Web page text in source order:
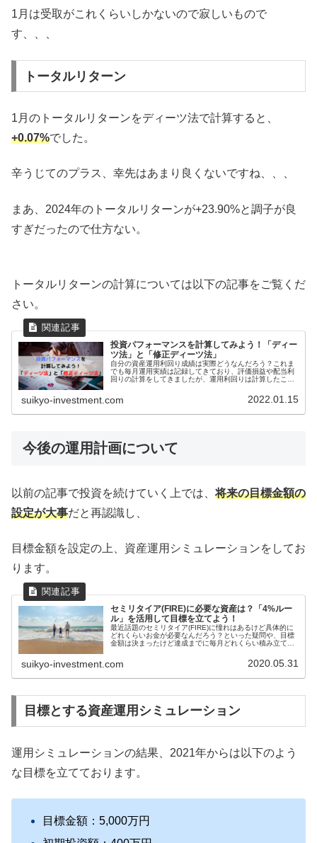
1月は受取がこれくらいしかないので寂しいもので
す、、、
トータルリターン
1月のトータルリターンをディーツ法で計算すると、
+0.07%でした。
辛うじてのプラス、幸先はあまり良くないですね、、、
まあ、2024年のトータルリターンが+23.90%と調子が良
すぎだったので仕方ない。
トータルリターンの計算については以下の記事をご覧くだ
さい。
投資パフォーマンスを計算してみよう！「ディー
ツ法」と「修正ディーツ法」
自分の資産運用利回り成績は実際どうなんだろう？これま
でも毎月運用実績は記録してきており、評価損益や配当利
回りの計算をしてきましたが、運用利回りは計算したこと
suikyo-investment.com 2022.01.15
今後の運用計画について
以前の記事で投資を続けていく上では、将来の目標金額の
設定が大事だと再認識し、
目標金額を設定の上、資産運用シミュレーションをしてお
ります。
セミリタイア(FIRE)に必要な資産は？「4%ルー
ル」を活用して目標を立てよう！
最近話題のセミリタイア(FIRE)に憧れはあるけど具体的に
どれくらいお金が必要なんだろう？といった疑問や、目標
金額は決まったけど達成までに毎月どれくらい積み立てて
suikyo-investment.com 2020.05.31
目標とする資産運用シミュレーション
運用シミュレーションの結果、2021年からは以下のよう
な目標を立てております。
目標金額：5,000万円